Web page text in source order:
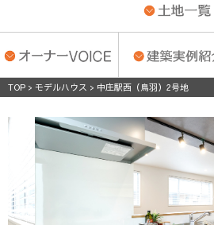
TOP > モデルハウス > 中庄駅西（鳥羽）2号地